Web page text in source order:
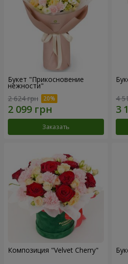
Букет "Прикосновение
нежности"
2 624 грн
Заказать
4
Композиция "Velvet Cherry"